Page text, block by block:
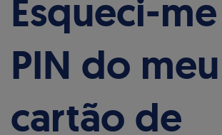
Esqueci-
PIN do meu
cartão de